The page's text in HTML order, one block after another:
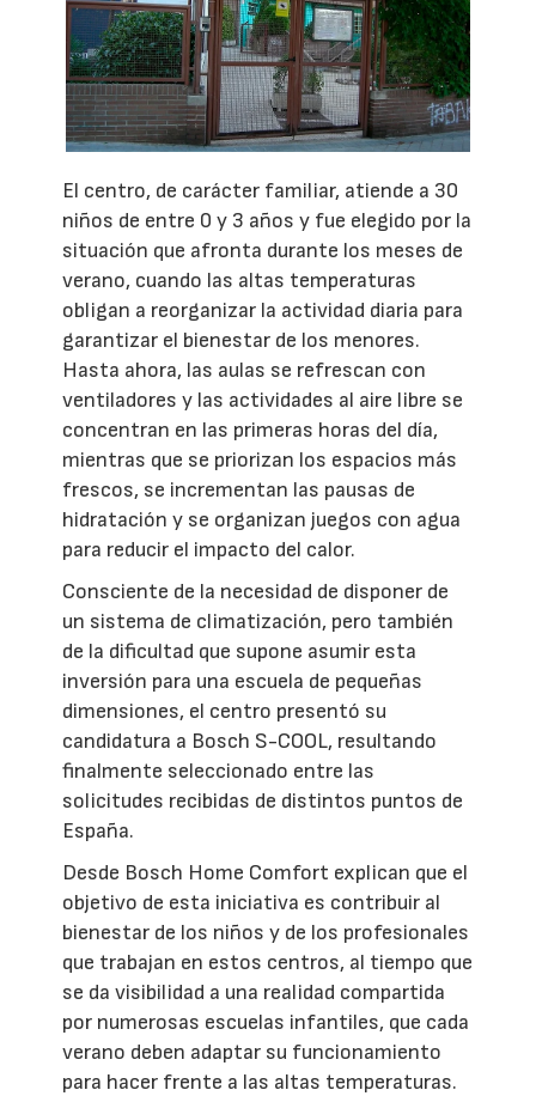
El centro, de carácter familiar, atiende a 30
niños de entre 0 y 3 años y fue elegido por la
situación que afronta durante los meses de
verano, cuando las altas temperaturas
obligan a reorganizar la actividad diaria para
garantizar el bienestar de los menores.
Hasta ahora, las aulas se refrescan con
ventiladores y las actividades al aire libre se
concentran en las primeras horas del día,
mientras que se priorizan los espacios más
frescos, se incrementan las pausas de
hidratación y se organizan juegos con agua
para reducir el impacto del calor.
Consciente de la necesidad de disponer de
un sistema de climatización, pero también
de la dificultad que supone asumir esta
inversión para una escuela de pequeñas
dimensiones, el centro presentó su
candidatura a Bosch S-COOL, resultando
finalmente seleccionado entre las
solicitudes recibidas de distintos puntos de
España.
Desde Bosch Home Comfort explican que el
objetivo de esta iniciativa es contribuir al
bienestar de los niños y de los profesionales
que trabajan en estos centros, al tiempo que
se da visibilidad a una realidad compartida
por numerosas escuelas infantiles, que cada
verano deben adaptar su funcionamiento
para hacer frente a las altas temperaturas.